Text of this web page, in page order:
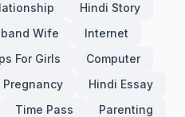
Hindi Story
Wife
Internet
For Girls
Computer
Pregnancy
Hindi Essay
Time Pass
Parenting